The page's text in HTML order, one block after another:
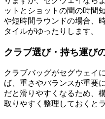
ットとショットの間の時間
や短時間ラウンドの場合、
タイルがゆったりします。
クラブ選び・持ち運び
クラブバッグがセグウェイ
ば、重さやバランスが重要
だと滑りやすくなるため、
取りやすく整理しておくと